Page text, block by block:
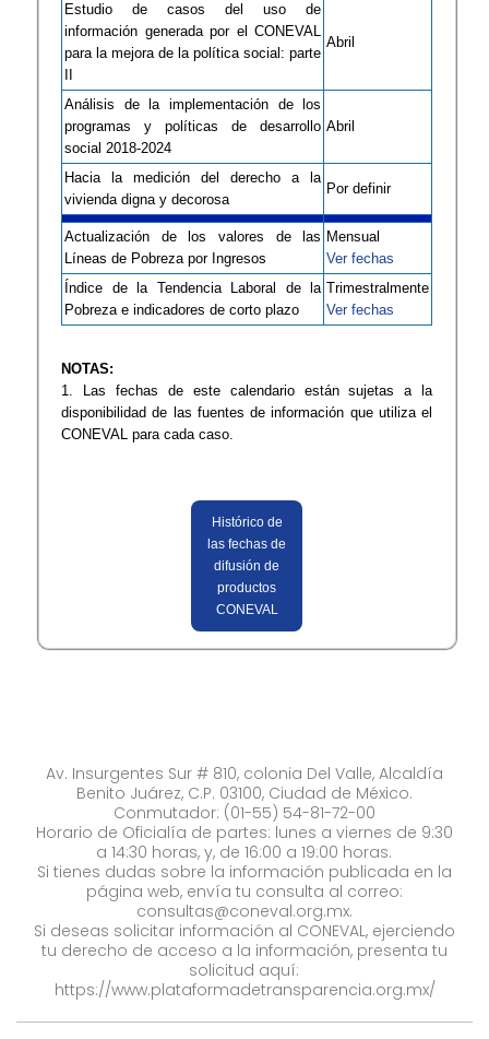
Estudio de casos del uso de
información generada por el CONEVAL
para la mejora de la política social: parte
Abril
Análisis de la implementación de los
programas y políticas de desarrollo
social 2018-2024
Abril
Hacia la medición del derecho a la
vivienda digna y decorosa
Por definir
Actualización de los valores de las
Líneas de Pobreza por Ingresos
Mensual
Ver fechas
Índice de la Tendencia Laboral de la
Pobreza e indicadores de corto plazo
Trimestralmente
Ver fechas
NOTAS:
1. Las fechas de este calendario están sujetas a la
disponibilidad de las fuentes de información que utiliza el
CONEVAL para cada caso.
Histórico de
las fechas de
difusión de
productos
CONEVAL
Av. Insurgentes Sur # 810, colonia Del Valle, Alcaldía
Benito Juárez, C.P. 03100, Ciudad de México.
Conmutador: (01-55) 54-81-72-00
Horario de Oficialía de partes: lunes a viernes de 9:30
a 14:30 horas, y, de 16:00 a 19:00 horas.
Si tienes dudas sobre la información publicada en la
página web, envía tu consulta al correo:
consultas@coneval.org.mx.
Si deseas solicitar información al CONEVAL, ejerciendo
tu derecho de acceso a la información, presenta tu
solicitud aquí:
https://www.plataformadetransparencia.org.mx/